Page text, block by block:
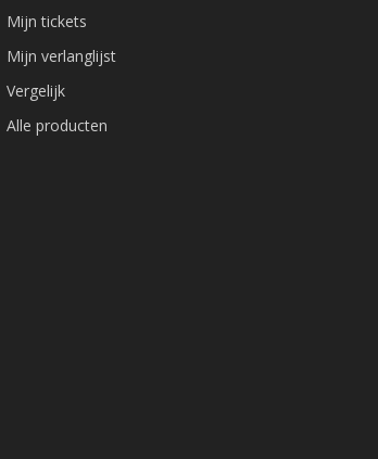
Mijn tickets
Mijn verlanglijst
Vergelijk
Alle producten